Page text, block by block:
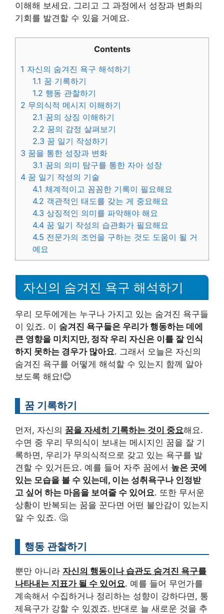
이해해 보세요. 그리고 그 과정에서 성장과 변화의
기회를 발견할 수 있을 거예요.
Contents
1 자신의 숨겨진 욕구 해석하기
1.1 꿈 기록하기
1.2 행동 관찰하기
2 무의식적 메시지 이해하기
2.1 꿈의 상징 이해하기
2.2 꿈의 감정 살펴보기
2.3 꿈 일기 작성하기
3 꿈을 통한 성장과 변화
3.1 꿈의 의미 탐구를 통한 자아 성장
4 꿈 일기 작성의 기술
4.1 체계적이고 꼼꼼한 기록이 필요해요
4.2 객관적인 태도를 갖는 게 중요해요
4.3 상징적인 의미를 파악해야 해요
4.4 꿈 일기 작성의 습관화가 필요해요
4.5 전문가의 조언을 구하는 것도 도움이 될 거
예요
자신의 숨겨진 욕구 해석하기
우리 모두에게는 누구나 가지고 있는 숨겨진 욕구들
이 있죠. 이 숨겨진 욕구들은 우리가 행동하는 데에
큰 영향을 미치지만, 정작 우리 자신은 이를 잘 인식
하지 못하는 경우가 많아요. 그래서 오늘은 자신의
숨겨진 욕구를 어떻게 해석할 수 있는지 함께 알아
보도록 해요!😊
꿈 기록하기
먼저, 자신의 꿈을 자세히 기록하는 것이 중요해요.
수면 중 우리 무의식이 보내는 메시지인 꿈을 잘 기
록하면, 우리가 무의식적으로 갖고 있는 욕구를 발
견할 수 있거든요. 예를 들어 자주 꿈에서 높은 곳에
있는 모습을 볼 수 있는데, 이는 성취욕구나 인정받
고 싶어 하는 마음을 보여줄 수 있어요. 또한 무서운
상황이 반복되는 꿈을 꾼다면 어떤 불안감이 있는지
알 수 있죠. 🤔
행동 관찰하기
뿐만 아니라 자신의 행동이나 습관도 숨겨진 욕구를
나타내는 지표가 될 수 있어요. 예를 들어 무언가를
계속해서 수집하거나 정리하는 성향이 강하다면, 통
제욕구가 강할 수 있겠죠. 반대로 늘 새로운 것을 추